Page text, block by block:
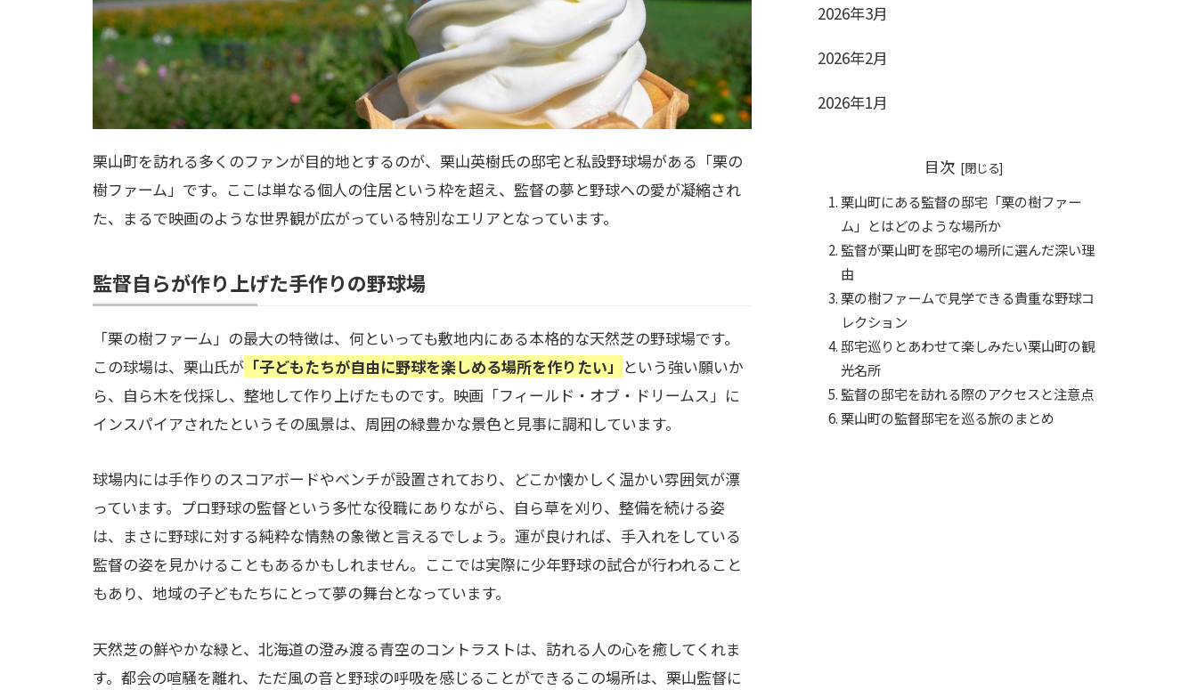
栗山町を訪れる多くのファンが目的地とするのが、栗山英樹氏の邸宅と私設野球場がある「栗の
樹ファーム」です。ここは単なる個人の住居という枠を超え、監督の夢と野球への愛が凝縮され
た、まるで映画のような世界観が広がっている特別なエリアとなっています。
監督自らが作り上げた手作りの野球場
「栗の樹ファーム」の最大の特徴は、何といっても敷地内にある本格的な天然芝の野球場です。
この球場は、栗山氏が 「子どもたちが自由に野球を楽しめる場所を作りたい」 という強い願いか
ら、自ら木を伐採し、整地して作り上げたものです。映画「フィールド・オブ・ドリームス」に
インスパイアされたというその風景は、周囲の緑豊かな景色と見事に調和しています。
球場内には手作りのスコアボードやベンチが設置されており、どこか懐かしく温かい雰囲気が漂
っています。プロ野球の監督という多忙な役職にありながら、自ら草を刈り、整備を続ける姿
は、まさに野球に対する純粋な情熱の象徴と言えるでしょう。運が良ければ、手入れをしている
監督の姿を見かけることもあるかもしれません。ここでは実際に少年野球の試合が行われること
もあり、地域の子どもたちにとって夢の舞台となっています。
天然芝の鮮やかな緑と、北海道の澄み渡る青空のコントラストは、訪れる人の心を癒してくれま
す。都会の喧騒を離れ、ただ風の音と野球の呼吸を感じることができるこの場所は、栗山監督に
2026年3月
2026年2月
2026年1月
目次
栗山町にある監督の邸宅「栗の樹ファー
ム」とはどのような場所か
監督が栗山町を邸宅の場所に選んだ深い理
由
栗の樹ファームで見学できる貴重な野球コ
レクション
邸宅巡りとあわせて楽しみたい栗山町の観
光名所
監督の邸宅を訪れる際のアクセスと注意点
栗山町の監督邸宅を巡る旅のまとめ